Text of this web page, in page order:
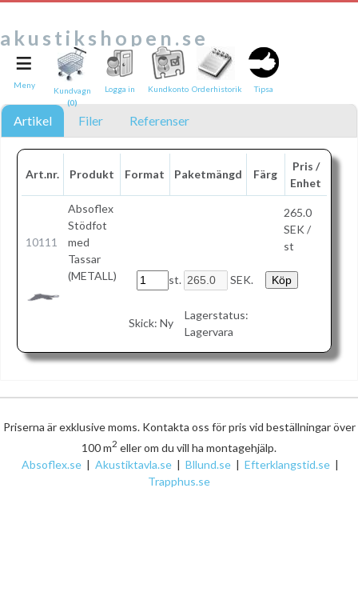
akustikshopen.se
Artikel Filer Referenser
Art.nr. Produkt Format Paketmängd Färg
Pris /
Enhet
10111
Absoflex
Stödfot
med
Tassar
(METALL)
265.0
SEK /
st
st. SEK.
Skick: Ny
Lagerstatus:
Lagervara
≡
Meny
Kundvagn
(0)
Logga in Kundkonto Orderhistorik Tipsa
Priserna är exklusive moms. Kontakta oss för pris vid beställningar över
100 m2 eller om du vill ha montagehjälp.
Absoflex.se | Akustiktavla.se | Bllund.se | Efterklangstid.se |
Trapphus.se
Tipsa en vän:
e-post*
Text